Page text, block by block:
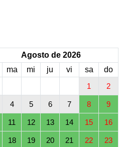
Agosto de 2026
ma mi ju vi sa
do
1
2
4 5 6 7 8 9
11 12 13 14 15 16
18 19 20 21 22 23